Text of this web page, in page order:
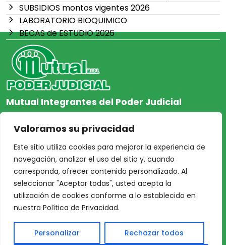
Valoramos su privacidad
Este sitio utiliza cookies para mejorar la experiencia de
navegación, analizar el uso del sitio y, cuando
corresponda, ofrecer contenido personalizado. Al
seleccionar "Aceptar todas", usted acepta la
utilización de cookies conforme a lo establecido en
nuestra Política de Privacidad.
Personalizar Rechazar todos
SUBSIDIOS montos vigentes 2026
LABORATORIO BIOQUIMICO
BECAS de ESTUDIO 2026
Mutual Integrantes del Poder Judicial
afiliacion@mjpj.org.ar
+54 9 342 467-4510
NOSOTROS
Inicio
Acceso Asociados
Nosotros
CENTRO DE AYUDA
Protección de Datos
Personales